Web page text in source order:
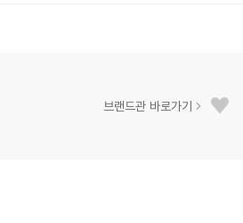
브랜드관 바로가기